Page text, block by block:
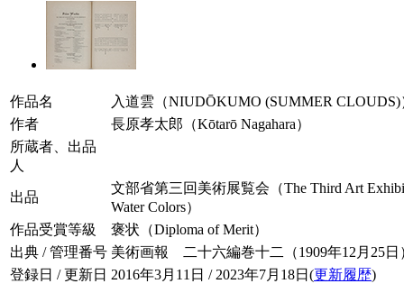
作品名
入道雲（NIUDŌKUMO (SUMMER CLOUDS)
作者
長原孝太郎（Kōtarō Nagahara）
所蔵者、出品
人
出品
文部省第三回美術展覧会（The Third Art
Water Colors）
作品受賞等級
褒状（Diploma of Merit）
出典 / 管理番号 美術画報 二十六編巻十二（1909年12月25日
登録日 / 更新日 2016年3月11日 / 2023年7月18日(更新履歴)